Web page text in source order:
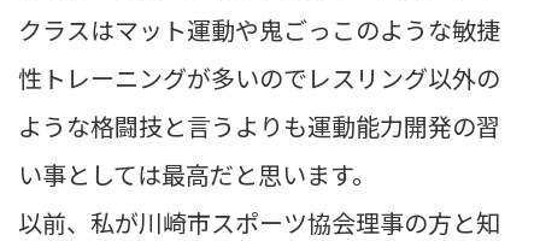
クラスはマット運動や鬼ごっこのような敏捷
性トレーニングが多いのでレスリング以外の
ような格闘技と言うよりも運動能力開発の習
い事としては最高だと思います。
以前、私が川崎市スポーツ協会理事の方と知